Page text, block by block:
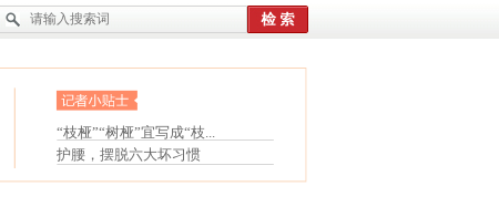
眼白变红或是结膜下出血
“枝桠”“树桠”宜写成“枝...
夏天缓解疲劳有三招
护腰，摆脱六大坏习惯
受伤了冰敷还是热敷